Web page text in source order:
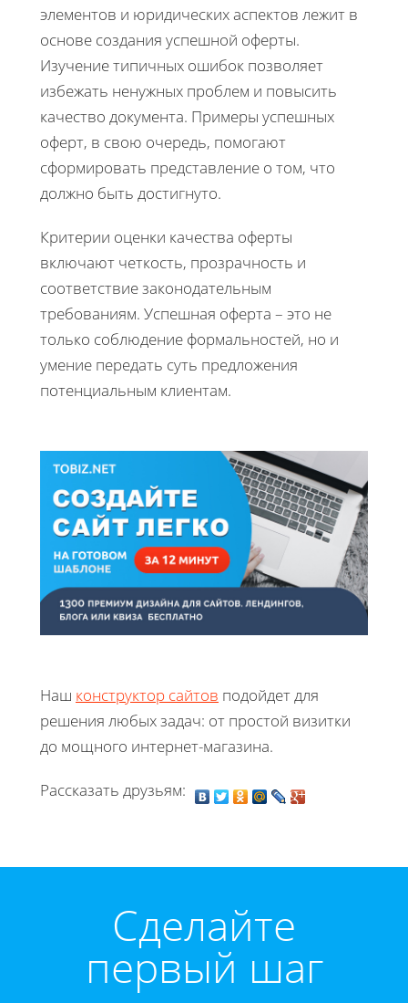
элементов и юридических аспектов лежит в
основе создания успешной оферты.
Изучение типичных ошибок позволяет
избежать ненужных проблем и повысить
качество документа. Примеры успешных
оферт, в свою очередь, помогают
сформировать представление о том, что
должно быть достигнуто.
Критерии оценки качества оферты
включают четкость, прозрачность и
соответствие законодательным
требованиям. Успешная оферта – это не
только соблюдение формальностей, но и
умение передать суть предложения
потенциальным клиентам.
Наш конструктор сайтов подойдет для
решения любых задач: от простой визитки
до мощного интернет-магазина.
Рассказать друзьям:
Cделайте
первый шаг